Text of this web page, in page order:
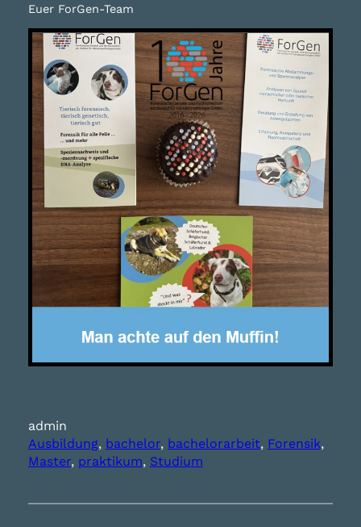
Euer ForGen-Team
admin
Ausbildung, bachelor, bachelorarbeit, Forensik ,
Master, praktikum, Studium